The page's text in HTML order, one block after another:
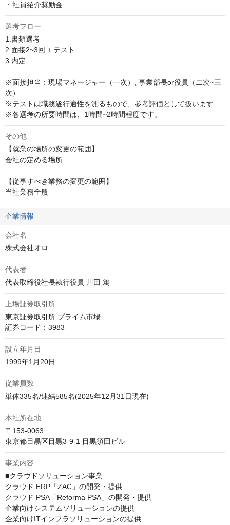
・社員紹介奨励金
選考フロー
1.書類選考
2.面接2~3回 + テスト
3.内定
※面接担当：現場マネージャー（一次）, 事業部長or役員（二次~三
次）
※テストは職務遂行適性を測るもので、参考評価として扱います
※各選考の所要時間は、1時間~2時間程度です。
その他
【就業の場所の変更の範囲】
会社の定める場所
【従事すべき業務の変更の範囲】
当社業務全般
企業情報
会社名
株式会社オロ
代表者
代表取締役社長執行役員 川田 篤
上場証券取引所
東京証券取引所 プライム市場
証券コード：3983
設立年月日
1999年1月20日
従業員数
単体335名/連結585名(2025年12月31日現在)
本社所在地
〒153-0063
東京都目黒区目黒3-9-1 目黒須田ビル
事業内容
■クラウドソリューション事業
クラウド ERP「ZAC」の開発・提供
クラウド PSA「Reforma PSA」の開発・提供
企業向けシステムソリューションの提供
企業向けITインフラソリューションの提供